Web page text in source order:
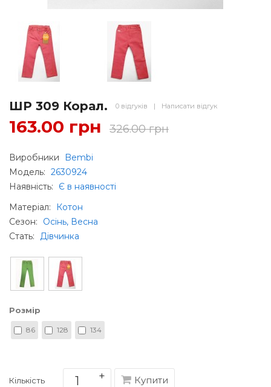
ШР 309 Корал. 0 відгуків | Написати відгук
163.00 грн 326.00 грн
Виробники
Bembi
Модель: 2630924
Наявність:
Є в наявності
Матеріал:
Котон
Сезон:
Осінь, Весна
Стать: Дівчинка
Розмір
86 128 134
Кількість Купити